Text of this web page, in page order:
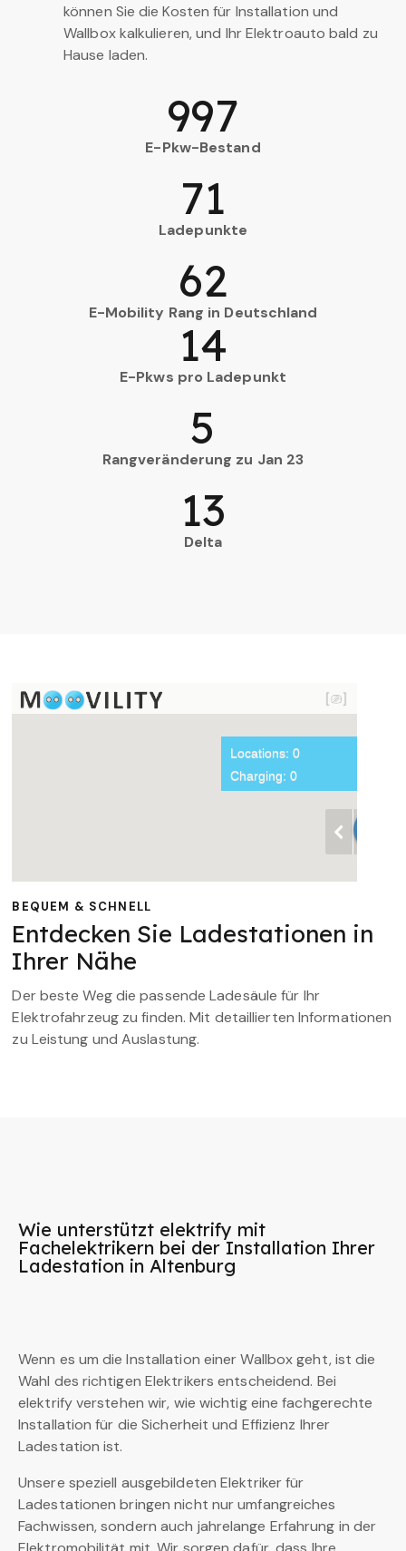
können Sie die Kosten für Installation und
Wallbox kalkulieren, und Ihr Elektroauto bald zu
Hause laden.
E-Pkw-Bestand
997
Ladepunkte
71
E-Mobility Rang in Deutschland
62
E-Pkws pro Ladepunkt
14
Rangveränderung zu Jan 23
5
Delta
13
BEQUEM & SCHNELL
Entdecken Sie Ladestationen in
Ihrer Nähe
Der beste Weg die passende Ladesäule für Ihr
Elektrofahrzeug zu finden. Mit detaillierten Informationen
zu Leistung und Auslastung.
Wie unterstützt elektrify mit
Fachelektrikern bei der Installation Ihrer
Ladestation in Altenburg
Wenn es um die Installation einer Wallbox geht, ist die
Wahl des richtigen Elektrikers entscheidend. Bei
elektrify verstehen wir, wie wichtig eine fachgerechte
Installation für die Sicherheit und Effizienz Ihrer
Ladestation ist.
Unsere speziell ausgebildeten Elektriker für
Ladestationen bringen nicht nur umfangreiches
Fachwissen, sondern auch jahrelange Erfahrung in der